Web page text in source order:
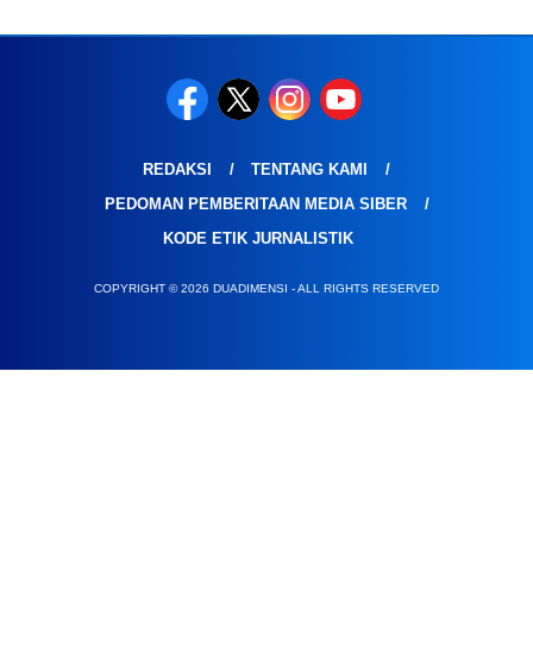
REDAKSI
TENTANG KAMI
PEDOMAN PEMBERITAAN MEDIA SIBER
KODE ETIK JURNALISTIK
COPYRIGHT © 2026 DUADIMENSI - ALL RIGHTS RESERVED